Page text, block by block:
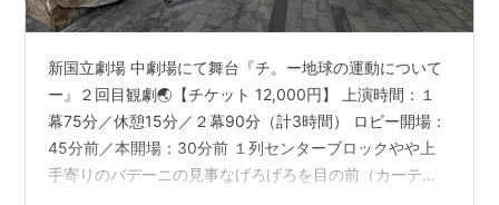
新国立劇場 中劇場にて舞台『チ。ー地球の運動について
ー』２回目観劇🌏【チケット 12,000円】 上演時間：１
幕75分／休憩15分／２幕90分（計3時間） ロビー開場：
45分前／本開場：30分前 １列センターブロックやや上
手寄りのバデーニの見事なげろげろを目の前（カーテン